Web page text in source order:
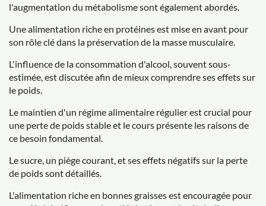
l'augmentation du métabolisme sont également abordés.
Une alimentation riche en protéines est mise en avant pour
son rôle clé dans la préservation de la masse musculaire.
L'influence de la consommation d'alcool, souvent sous-
estimée, est discutée afin de mieux comprendre ses effets sur
le poids.
Le maintien d'un régime alimentaire régulier est crucial pour
une perte de poids stable et le cours présente les raisons de
ce besoin fondamental.
Le sucre, un piège courant, et ses effets négatifs sur la perte
de poids sont détaillés.
L'alimentation riche en bonnes graisses est encouragée pour